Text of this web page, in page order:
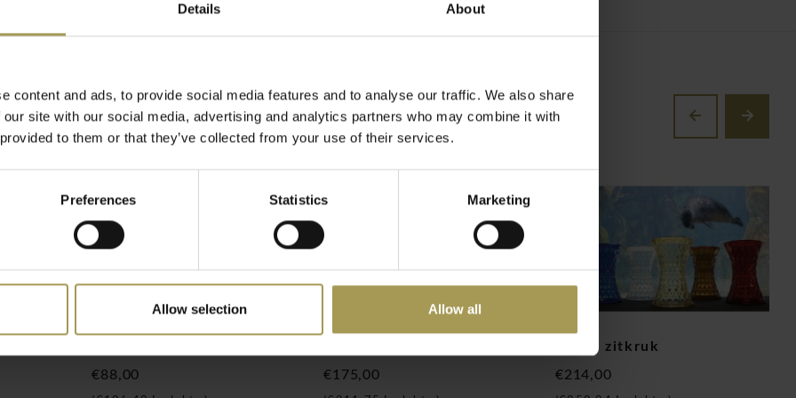
Details About
content and ads, to provide social media features and to analyse our traffic. We also share
site with our social media, advertising and analytics partners who may combine it with
to them or that they’ve collected from your use of their services.
Preferences Statistics Marketing
Allow selection Allow all
van Italiaanse afkomst.
Giulio Castelli en
van Italiaans design
tafels,
wisten ze de
dan ook de aandacht
Urquiola, Tokujin
in de designwereld
€88,00
€175,00
Stone zitkruk
€214,00